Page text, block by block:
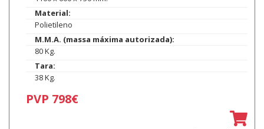
Material:
Polietileno
M.M.A. (massa máxima autorizada):
80 Kg.
Tara:
38 Kg.
PVP 798€